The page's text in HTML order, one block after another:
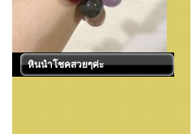
หินนำโชคสวยๆค่ะ